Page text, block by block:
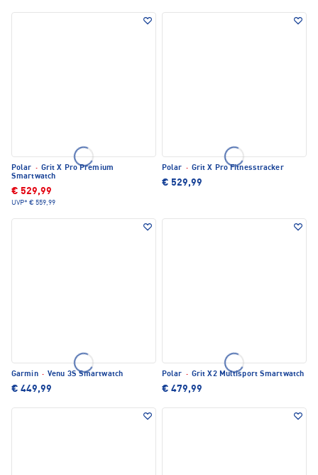
Polar · Grit X Pro Premium
Smartwatch
€ 529,99
UVP* € 559,99
Polar · Grit X Pro Fitnesstracker
€ 529,99
Garmin · Venu 3S Smartwatch
€ 449,99
Polar · Grit X2 Multisport Smartwatch
€ 479,99